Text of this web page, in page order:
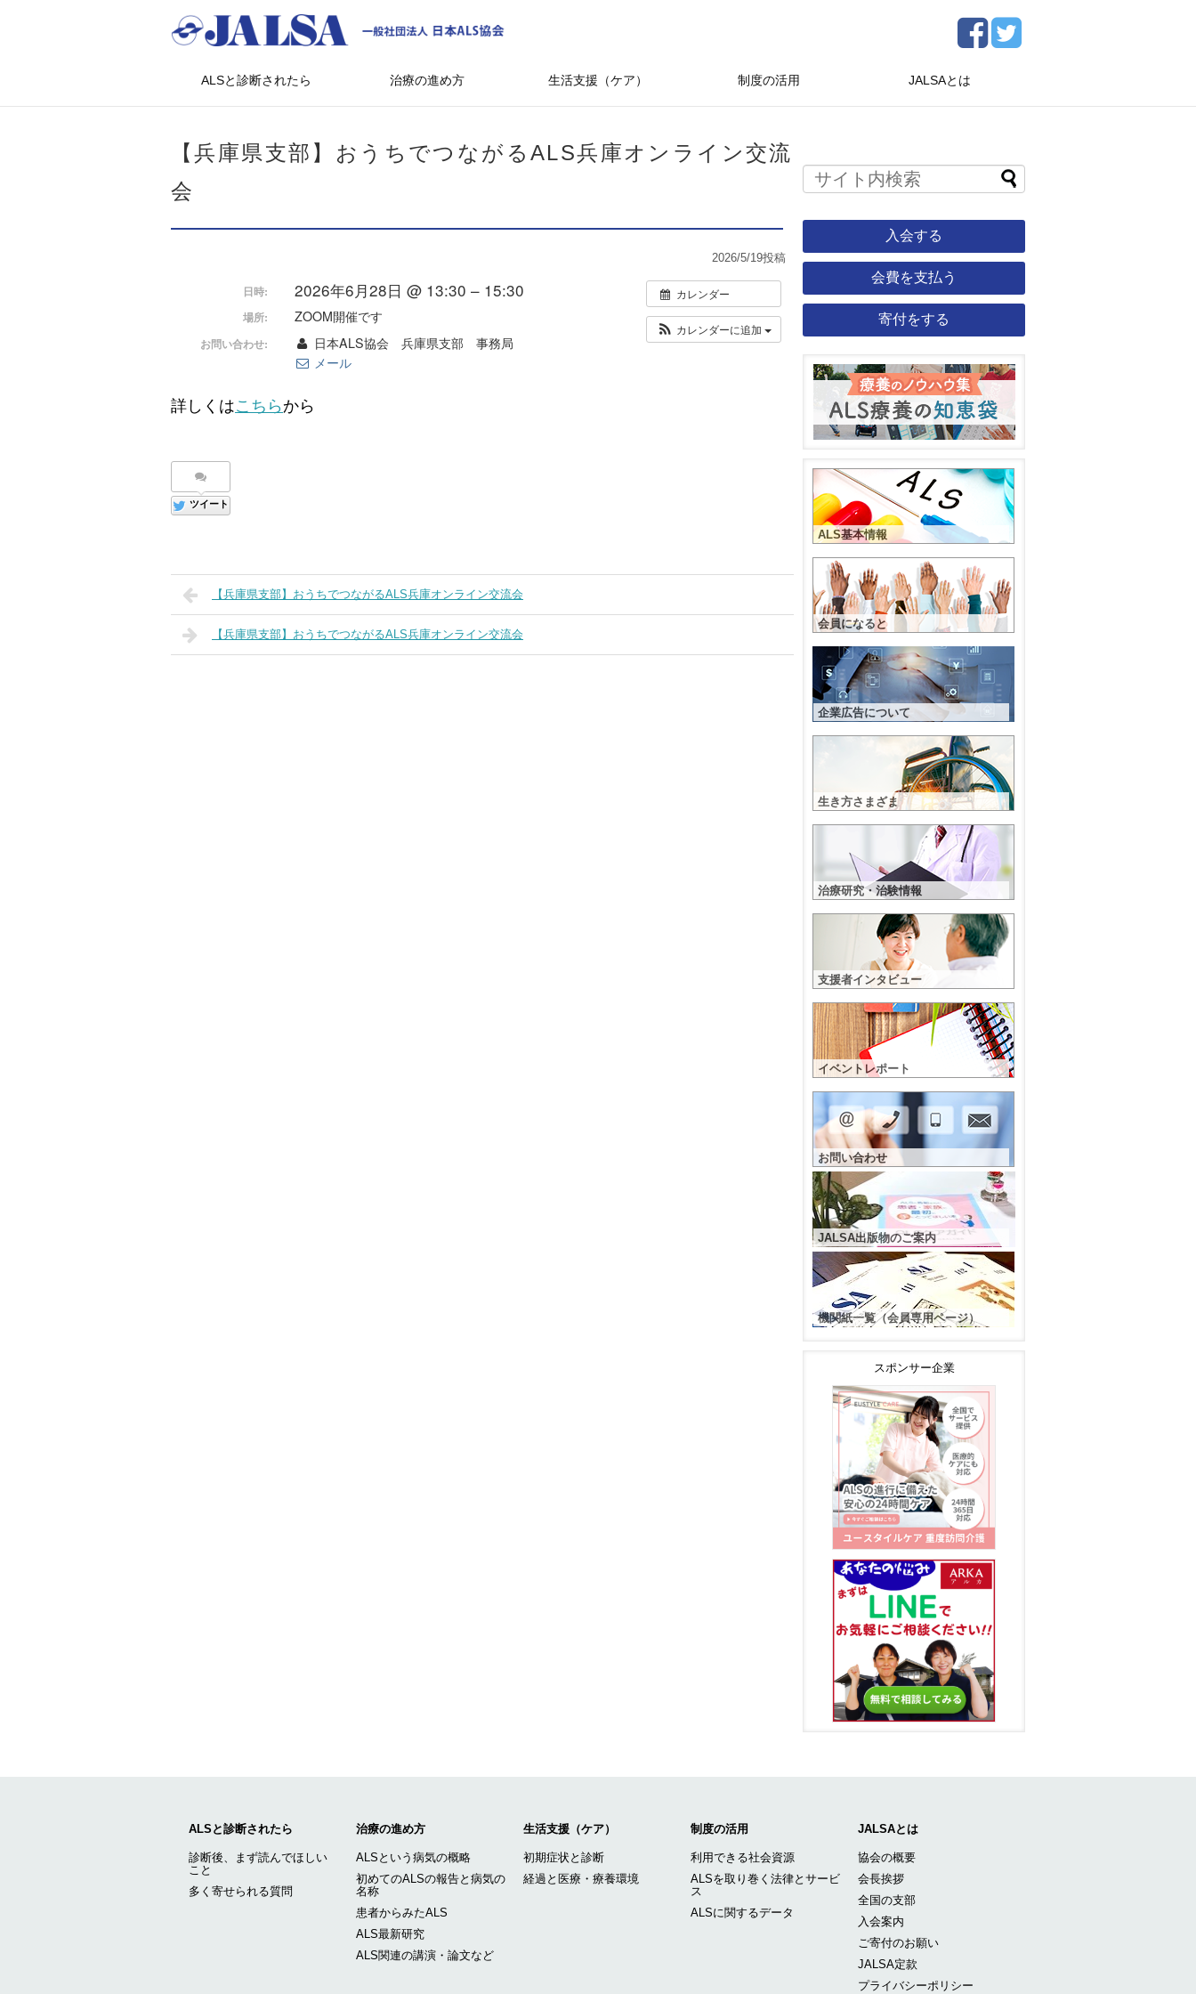
ALSと診断されたら 治療の進め方 生活支援（ケア） 制度の活用 JALSAとは
【兵庫県支部】おうちでつながるALS兵庫オンライン交流
会
2026/5/19投稿
カレンダー
カレンダーに追加
日時: 2026年6月28日 @ 13:30 – 15:30
場所: ZOOM開催です
お問い合わせ:
日本ALS協会 兵庫県支部 事務局
メール
詳しくはこちらから
ツイート
【兵庫県支部】おうちでつながるALS兵庫オンライン交流会
【兵庫県支部】おうちでつながるALS兵庫オンライン交流会
入会する
会費を支払う
寄付をする
ALS基本情報
会員になると
企業広告について
生き方さまざま
治療研究・治験情報
支援者インタビュー
イベントレポート
お問い合わせ
JALSA出版物のご案内
機関紙一覧（会員専用ページ）
スポンサー企業
ALSと診断されたら
診断後、まず読んでほしい
こと
多く寄せられる質問
治療の進め方
ALSという病気の概略
初めてのALSの報告と病気の
名称
患者からみたALS
ALS最新研究
ALS関連の講演・論文など
生活支援（ケア）
初期症状と診断
経過と医療・療養環境
制度の活用
利用できる社会資源
ALSを取り巻く法律とサービ
ス
ALSに関するデータ
JALSAとは
協会の概要
会長挨拶
全国の支部
入会案内
ご寄付のお願い
JALSA定款
プライバシーポリシー